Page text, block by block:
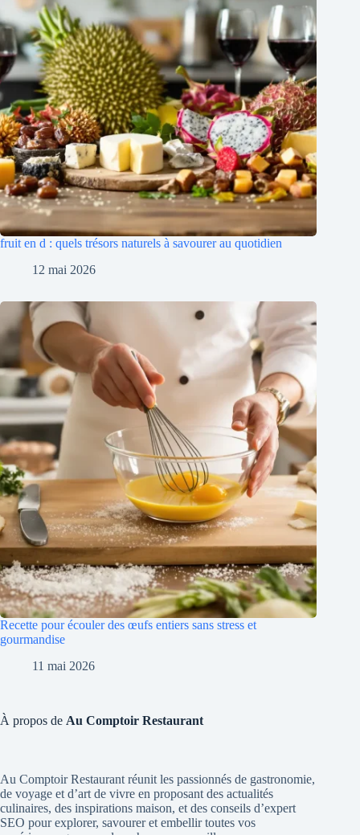
fruit en d : quels trésors naturels à savourer au quotidien
12 mai 2026
Recette pour écouler des œufs entiers sans stress et
gourmandise
11 mai 2026
À propos de Au Comptoir Restaurant
Au Comptoir Restaurant réunit les passionnés de gastronomie,
de voyage et d’art de vivre en proposant des actualités
culinaires, des inspirations maison, et des conseils d’expert
SEO pour explorer, savourer et embellir toutes vos